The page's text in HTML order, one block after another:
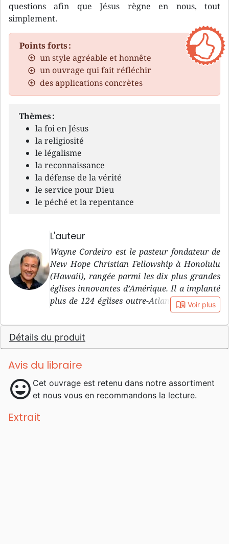
questions afin que Jésus règne en nous, tout
simplement.
Points forts :
un style agréable et honnête
un ouvrage qui fait réfléchir
des applications concrètes
Thèmes :
la foi en Jésus
la religiosité
le légalisme
la reconnaissance
la défense de la vérité
le service pour Dieu
le péché et la repentance
L'auteur
Wayne Cordeiro est le pasteur fondateur de
New Hope Christian Fellowship à Honolulu
(Hawaii), rangée parmi les dix plus grandes
églises innovantes d’Amérique. Il a implanté
plus de 124 églises outre-Atlantique et dans
les pays du Pacifique (Philippines, Japon,
Australie, Myanmar). Il est l’ auteur d’une
vingtaine de livres. Jésus tout simplement est
le premier traduit en français. Wayne et sa
femme ont trois enfants. Ses hobbies sont la
les balades au guidon de sa Harley-Davidson.
Sa femme Anna et lui partagent leur temps
book_open Voir plus
Détails du produit
Avis du libraire
mood Cet ouvrage est retenu dans notre assortiment
et nous vous en recommandons la lecture.
Extrait